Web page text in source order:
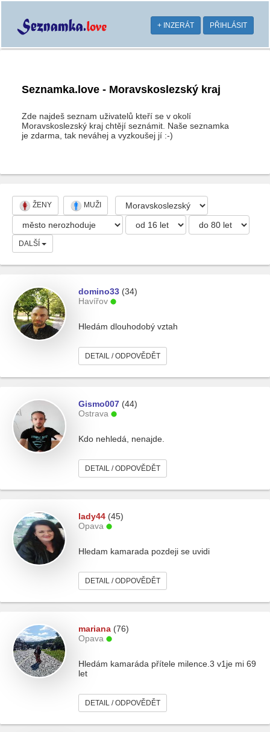
+ INZERÁT PŘIHLÁSIT
Seznamka.love - Moravskoslezský kraj
Zde najdeš seznam uživatelů kteří se v okolí
Moravskoslezský kraj chtějí seznámit. Naše seznamka
je zdarma, tak neváhej a vyzkoušej jí :-)
ŽENY MUŽI
DALŠÍ
domino33 (34)
Havířov
Hledám dlouhodobý vztah
DETAIL / ODPOVĚDĚT
Gismo007 (44)
Ostrava
Kdo nehledá, nenajde.
DETAIL / ODPOVĚDĚT
lady44 (45)
Opava
Hledam kamarada pozdeji se uvidi
DETAIL / ODPOVĚDĚT
mariana (76)
Opava
Hledám kamaráda přítele milence.3 v1je mi 69
let
DETAIL / ODPOVĚDĚT